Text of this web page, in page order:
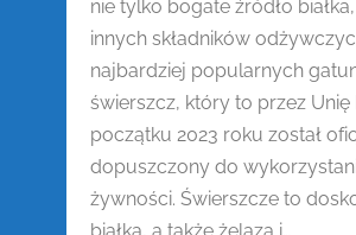
nie tylko bogate źródło
innych składników
najbardziej popularnych
świerszcz, który to przez Unię
początku 2023 roku został
dopuszczony do
żywności. Świerszcze to